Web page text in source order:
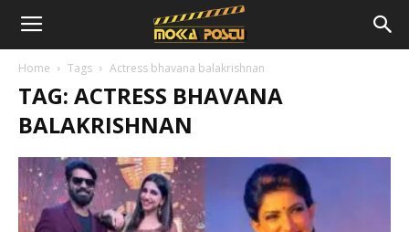
Home Tags Actress bhavana balakrishnan
TAG: ACTRESS BHAVANA
BALAKRISHNAN